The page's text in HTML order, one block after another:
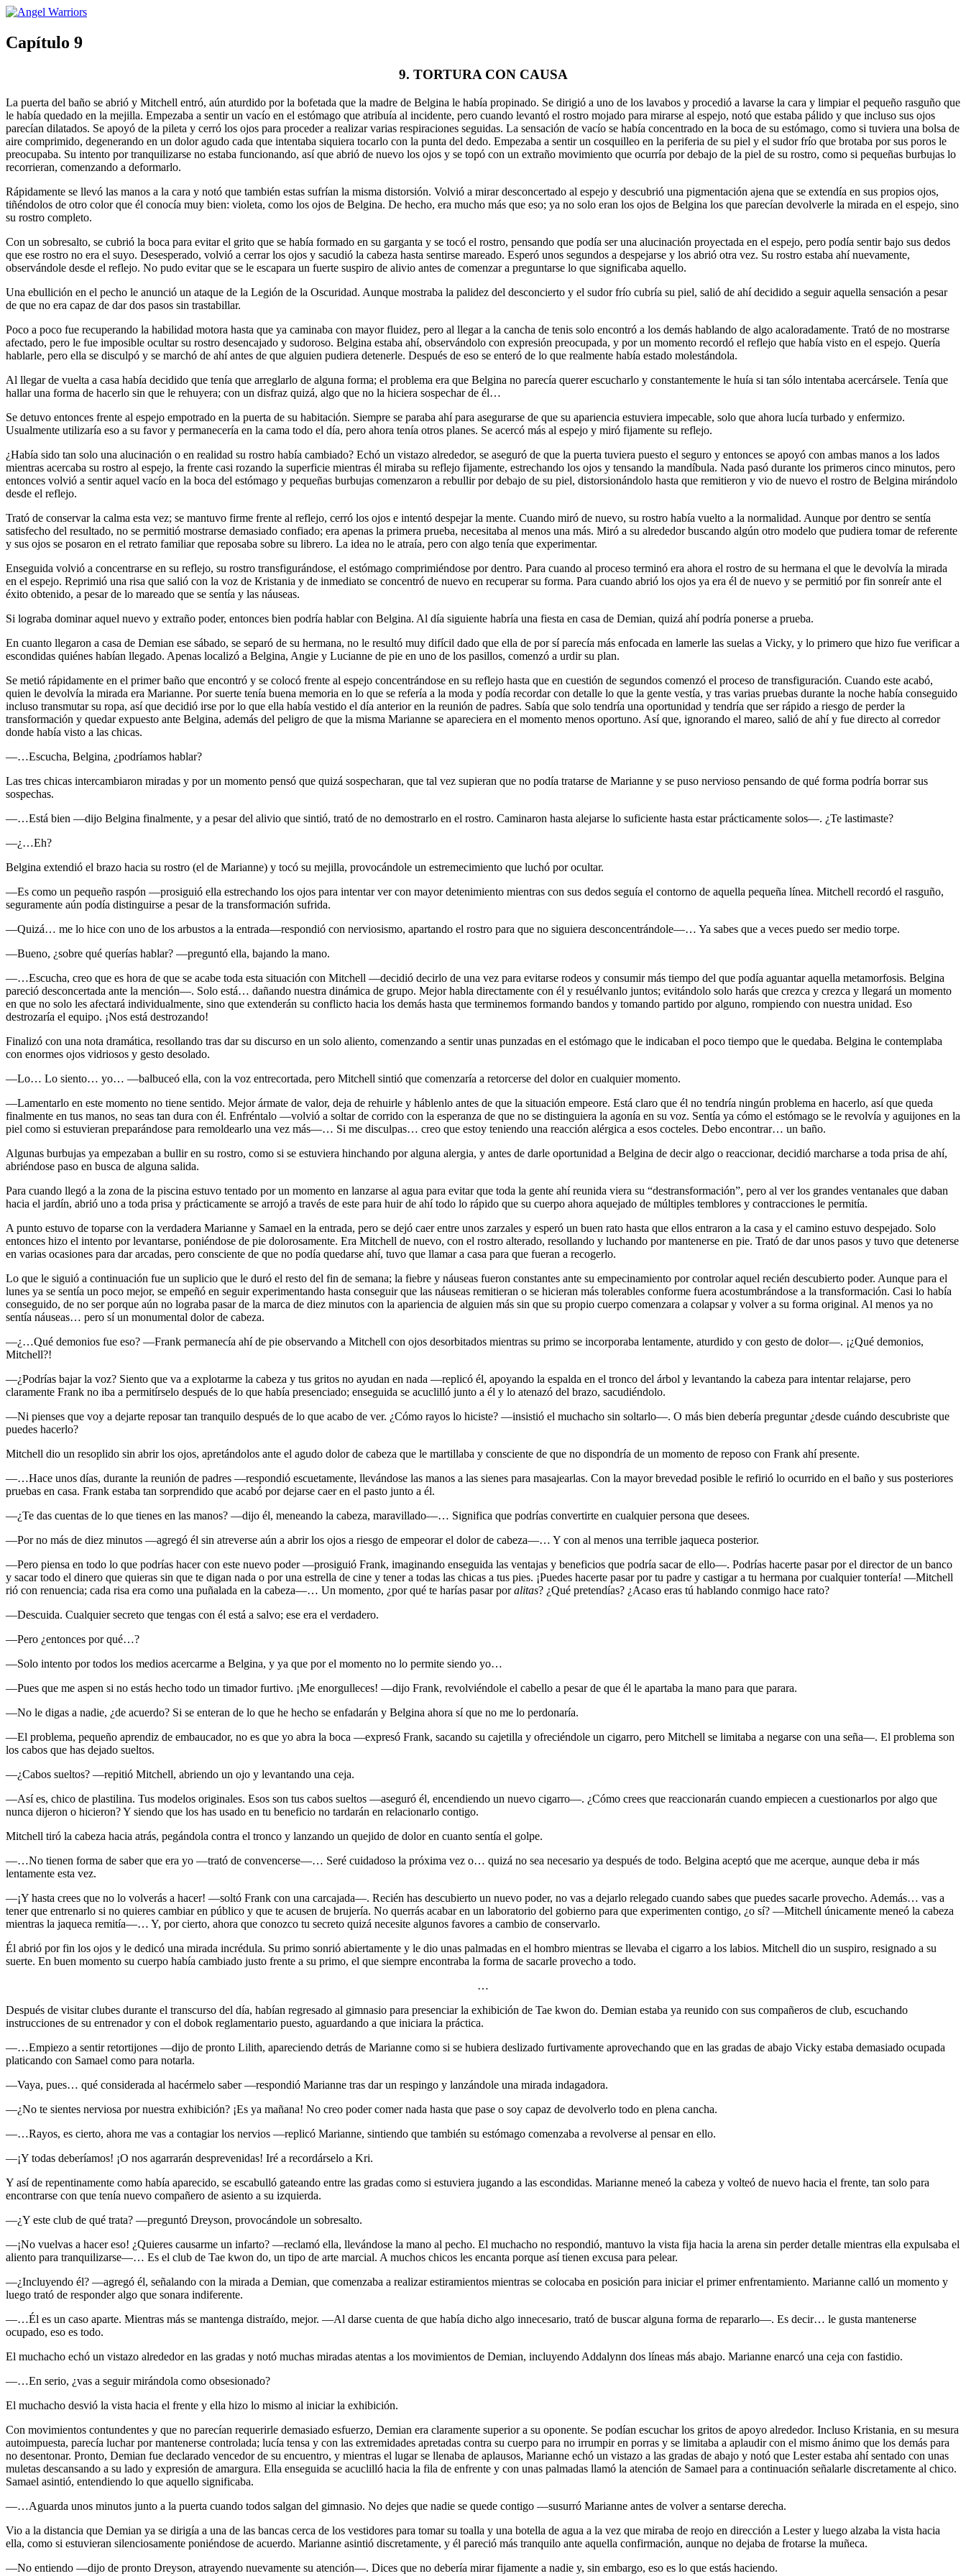
Capítulo 9
9. TORTURA CON CAUSA
La puerta del baño se abrió y Mitchell entró, aún aturdido por la bofetada que la madre de Belgina le había propinado. Se dirigió a uno de los lavabos y procedió a lavarse la cara y limpiar el pequeño rasguño que
le había quedado en la mejilla. Empezaba a sentir un vacío en el estómago que atribuía al incidente, pero cuando levantó el rostro mojado para mirarse al espejo, notó que estaba pálido y que incluso sus ojos
parecían dilatados. Se apoyó de la pileta y cerró los ojos para proceder a realizar varias respiraciones seguidas. La sensación de vacío se había concentrado en la boca de su estómago, como si tuviera una bolsa de
aire comprimido, degenerando en un dolor agudo cada que intentaba siquiera tocarlo con la punta del dedo. Empezaba a sentir un cosquilleo en la periferia de su piel y el sudor frío que brotaba por sus poros le
preocupaba. Su intento por tranquilizarse no estaba funcionando, así que abrió de nuevo los ojos y se topó con un extraño movimiento que ocurría por debajo de la piel de su rostro, como si pequeñas burbujas lo
recorrieran, comenzando a deformarlo.
Rápidamente se llevó las manos a la cara y notó que también estas sufrían la misma distorsión. Volvió a mirar desconcertado al espejo y descubrió una pigmentación ajena que se extendía en sus propios ojos,
tiñéndolos de otro color que él conocía muy bien: violeta, como los ojos de Belgina. De hecho, era mucho más que eso; ya no solo eran los ojos de Belgina los que parecían devolverle la mirada en el espejo, sino
su rostro completo.
Con un sobresalto, se cubrió la boca para evitar el grito que se había formado en su garganta y se tocó el rostro, pensando que podía ser una alucinación proyectada en el espejo, pero podía sentir bajo sus dedos
que ese rostro no era el suyo. Desesperado, volvió a cerrar los ojos y sacudió la cabeza hasta sentirse mareado. Esperó unos segundos a despejarse y los abrió otra vez. Su rostro estaba ahí nuevamente,
observándole desde el reflejo. No pudo evitar que se le escapara un fuerte suspiro de alivio antes de comenzar a preguntarse lo que significaba aquello.
Una ebullición en el pecho le anunció un ataque de la Legión de la Oscuridad. Aunque mostraba la palidez del desconcierto y el sudor frío cubría su piel, salió de ahí decidido a seguir aquella sensación a pesar
de que no era capaz de dar dos pasos sin trastabillar.
Poco a poco fue recuperando la habilidad motora hasta que ya caminaba con mayor fluidez, pero al llegar a la cancha de tenis solo encontró a los demás hablando de algo acaloradamente. Trató de no mostrarse
afectado, pero le fue imposible ocultar su rostro desencajado y sudoroso. Belgina estaba ahí, observándolo con expresión preocupada, y por un momento recordó el reflejo que había visto en el espejo. Quería
hablarle, pero ella se disculpó y se marchó de ahí antes de que alguien pudiera detenerle. Después de eso se enteró de lo que realmente había estado molestándola.
Al llegar de vuelta a casa había decidido que tenía que arreglarlo de alguna forma; el problema era que Belgina no parecía querer escucharlo y constantemente le huía si tan sólo intentaba acercársele. Tenía que
hallar una forma de hacerlo sin que le rehuyera; con un disfraz quizá, algo que no la hiciera sospechar de él…
Se detuvo entonces frente al espejo empotrado en la puerta de su habitación. Siempre se paraba ahí para asegurarse de que su apariencia estuviera impecable, solo que ahora lucía turbado y enfermizo.
Usualmente utilizaría eso a su favor y permanecería en la cama todo el día, pero ahora tenía otros planes. Se acercó más al espejo y miró fijamente su reflejo.
¿Había sido tan solo una alucinación o en realidad su rostro había cambiado? Echó un vistazo alrededor, se aseguró de que la puerta tuviera puesto el seguro y entonces se apoyó con ambas manos a los lados
mientras acercaba su rostro al espejo, la frente casi rozando la superficie mientras él miraba su reflejo fijamente, estrechando los ojos y tensando la mandíbula. Nada pasó durante los primeros cinco minutos, pero
entonces volvió a sentir aquel vacío en la boca del estómago y pequeñas burbujas comenzaron a rebullir por debajo de su piel, distorsionándolo hasta que remitieron y vio de nuevo el rostro de Belgina mirándolo
desde el reflejo.
Trató de conservar la calma esta vez; se mantuvo firme frente al reflejo, cerró los ojos e intentó despejar la mente. Cuando miró de nuevo, su rostro había vuelto a la normalidad. Aunque por dentro se sentía
satisfecho del resultado, no se permitió mostrarse demasiado confiado; era apenas la primera prueba, necesitaba al menos una más. Miró a su alrededor buscando algún otro modelo que pudiera tomar de referente
y sus ojos se posaron en el retrato familiar que reposaba sobre su librero. La idea no le atraía, pero con algo tenía que experimentar.
Enseguida volvió a concentrarse en su reflejo, su rostro transfigurándose, el estómago comprimiéndose por dentro. Para cuando al proceso terminó era ahora el rostro de su hermana el que le devolvía la mirada
en el espejo. Reprimió una risa que salió con la voz de Kristania y de inmediato se concentró de nuevo en recuperar su forma. Para cuando abrió los ojos ya era él de nuevo y se permitió por fin sonreír ante el
éxito obtenido, a pesar de lo mareado que se sentía y las náuseas.
Si lograba dominar aquel nuevo y extraño poder, entonces bien podría hablar con Belgina. Al día siguiente habría una fiesta en casa de Demian, quizá ahí podría ponerse a prueba.
En cuanto llegaron a casa de Demian ese sábado, se separó de su hermana, no le resultó muy difícil dado que ella de por sí parecía más enfocada en lamerle las suelas a Vicky, y lo primero que hizo fue verificar a
escondidas quiénes habían llegado. Apenas localizó a Belgina, Angie y Lucianne de pie en uno de los pasillos, comenzó a urdir su plan.
Se metió rápidamente en el primer baño que encontró y se colocó frente al espejo concentrándose en su reflejo hasta que en cuestión de segundos comenzó el proceso de transfiguración. Cuando este acabó,
quien le devolvía la mirada era Marianne. Por suerte tenía buena memoria en lo que se refería a la moda y podía recordar con detalle lo que la gente vestía, y tras varias pruebas durante la noche había conseguido
incluso transmutar su ropa, así que decidió irse por lo que ella había vestido el día anterior en la reunión de padres. Sabía que solo tendría una oportunidad y tendría que ser rápido a riesgo de perder la
transformación y quedar expuesto ante Belgina, además del peligro de que la misma Marianne se apareciera en el momento menos oportuno. Así que, ignorando el mareo, salió de ahí y fue directo al corredor
donde había visto a las chicas.
—…Escucha, Belgina, ¿podríamos hablar?
Las tres chicas intercambiaron miradas y por un momento pensó que quizá sospecharan, que tal vez supieran que no podía tratarse de Marianne y se puso nervioso pensando de qué forma podría borrar sus
sospechas.
—…Está bien —dijo Belgina finalmente, y a pesar del alivio que sintió, trató de no demostrarlo en el rostro. Caminaron hasta alejarse lo suficiente hasta estar prácticamente solos—. ¿Te lastimaste?
—¿…Eh?
Belgina extendió el brazo hacia su rostro (el de Marianne) y tocó su mejilla, provocándole un estremecimiento que luchó por ocultar.
—Es como un pequeño raspón —prosiguió ella estrechando los ojos para intentar ver con mayor detenimiento mientras con sus dedos seguía el contorno de aquella pequeña línea. Mitchell recordó el rasguño,
seguramente aún podía distinguirse a pesar de la transformación sufrida.
—Quizá… me lo hice con uno de los arbustos a la entrada—respondió con nerviosismo, apartando el rostro para que no siguiera desconcentrándole—… Ya sabes que a veces puedo ser medio torpe.
—Bueno, ¿sobre qué querías hablar? —preguntó ella, bajando la mano.
—…Escucha, creo que es hora de que se acabe toda esta situación con Mitchell —decidió decirlo de una vez para evitarse rodeos y consumir más tiempo del que podía aguantar aquella metamorfosis. Belgina
pareció desconcertada ante la mención—. Solo está… dañando nuestra dinámica de grupo. Mejor habla directamente con él y resuélvanlo juntos; evitándolo solo harás que crezca y crezca y llegará un momento
en que no solo les afectará individualmente, sino que extenderán su conflicto hacia los demás hasta que terminemos formando bandos y tomando partido por alguno, rompiendo con nuestra unidad. Eso
destrozaría el equipo. ¡Nos está destrozando!
Finalizó con una nota dramática, resollando tras dar su discurso en un solo aliento, comenzando a sentir unas punzadas en el estómago que le indicaban el poco tiempo que le quedaba. Belgina le contemplaba
con enormes ojos vidriosos y gesto desolado.
—Lo… Lo siento… yo… —balbuceó ella, con la voz entrecortada, pero Mitchell sintió que comenzaría a retorcerse del dolor en cualquier momento.
—Lamentarlo en este momento no tiene sentido. Mejor ármate de valor, deja de rehuirle y háblenlo antes de que la situación empeore. Está claro que él no tendría ningún problema en hacerlo, así que queda
finalmente en tus manos, no seas tan dura con él. Enfréntalo —volvió a soltar de corrido con la esperanza de que no se distinguiera la agonía en su voz. Sentía ya cómo el estómago se le revolvía y aguijones en la
piel como si estuvieran preparándose para remoldearlo una vez más—… Si me disculpas… creo que estoy teniendo una reacción alérgica a esos cocteles. Debo encontrar… un baño.
Algunas burbujas ya empezaban a bullir en su rostro, como si se estuviera hinchando por alguna alergia, y antes de darle oportunidad a Belgina de decir algo o reaccionar, decidió marcharse a toda prisa de ahí,
abriéndose paso en busca de alguna salida.
Para cuando llegó a la zona de la piscina estuvo tentado por un momento en lanzarse al agua para evitar que toda la gente ahí reunida viera su “destransformación”, pero al ver los grandes ventanales que daban
hacia el jardín, abrió uno a toda prisa y prácticamente se arrojó a través de este para huir de ahí todo lo rápido que su cuerpo ahora aquejado de múltiples temblores y contracciones le permitía.
A punto estuvo de toparse con la verdadera Marianne y Samael en la entrada, pero se dejó caer entre unos zarzales y esperó un buen rato hasta que ellos entraron a la casa y el camino estuvo despejado. Solo
entonces hizo el intento por levantarse, poniéndose de pie dolorosamente. Era Mitchell de nuevo, con el rostro alterado, resollando y luchando por mantenerse en pie. Trató de dar unos pasos y tuvo que detenerse
en varias ocasiones para dar arcadas, pero consciente de que no podía quedarse ahí, tuvo que llamar a casa para que fueran a recogerlo.
Lo que le siguió a continuación fue un suplicio que le duró el resto del fin de semana; la fiebre y náuseas fueron constantes ante su empecinamiento por controlar aquel recién descubierto poder. Aunque para el
lunes ya se sentía un poco mejor, se empeñó en seguir experimentando hasta conseguir que las náuseas remitieran o se hicieran más tolerables conforme fuera acostumbrándose a la transformación. Casi lo había
conseguido, de no ser porque aún no lograba pasar de la marca de diez minutos con la apariencia de alguien más sin que su propio cuerpo comenzara a colapsar y volver a su forma original. Al menos ya no
sentía náuseas… pero sí un monumental dolor de cabeza.
—¿…Qué demonios fue eso? —Frank permanecía ahí de pie observando a Mitchell con ojos desorbitados mientras su primo se incorporaba lentamente, aturdido y con gesto de dolor—. ¡¿Qué demonios,
Mitchell?!
—¿Podrías bajar la voz? Siento que va a explotarme la cabeza y tus gritos no ayudan en nada —replicó él, apoyando la espalda en el tronco del árbol y levantando la cabeza para intentar relajarse, pero
claramente Frank no iba a permitírselo después de lo que había presenciado; enseguida se acuclilló junto a él y lo atenazó del brazo, sacudiéndolo.
—Ni pienses que voy a dejarte reposar tan tranquilo después de lo que acabo de ver. ¿Cómo rayos lo hiciste? —insistió el muchacho sin soltarlo—. O más bien debería preguntar ¿desde cuándo descubriste que
puedes hacerlo?
Mitchell dio un resoplido sin abrir los ojos, apretándolos ante el agudo dolor de cabeza que le martillaba y consciente de que no dispondría de un momento de reposo con Frank ahí presente.
—…Hace unos días, durante la reunión de padres —respondió escuetamente, llevándose las manos a las sienes para masajearlas. Con la mayor brevedad posible le refirió lo ocurrido en el baño y sus posteriores
pruebas en casa. Frank estaba tan sorprendido que acabó por dejarse caer en el pasto junto a él.
—¿Te das cuentas de lo que tienes en las manos? —dijo él, meneando la cabeza, maravillado—… Significa que podrías convertirte en cualquier persona que desees.
—Por no más de diez minutos —agregó él sin atreverse aún a abrir los ojos a riesgo de empeorar el dolor de cabeza—… Y con al menos una terrible jaqueca posterior.
—Pero piensa en todo lo que podrías hacer con este nuevo poder —prosiguió Frank, imaginando enseguida las ventajas y beneficios que podría sacar de ello—. Podrías hacerte pasar por el director de un banco
y sacar todo el dinero que quieras sin que te digan nada o por una estrella de cine y tener a todas las chicas a tus pies. ¡Puedes hacerte pasar por tu padre y castigar a tu hermana por cualquier tontería! —Mitchell
rió con renuencia; cada risa era como una puñalada en la cabeza—… Un momento, ¿por qué te harías pasar poralitas? ¿Qué pretendías? ¿Acaso eras tú hablando conmigo hace rato?
—Descuida. Cualquier secreto que tengas con él está a salvo; ese era el verdadero.
—Pero ¿entonces por qué…?
—Solo intento por todos los medios acercarme a Belgina, y ya que por el momento no lo permite siendo yo…
—Pues que me aspen si no estás hecho todo un timador furtivo. ¡Me enorgulleces! —dijo Frank, revolviéndole el cabello a pesar de que él le apartaba la mano para que parara.
—No le digas a nadie, ¿de acuerdo? Si se enteran de lo que he hecho se enfadarán y Belgina ahora sí que no me lo perdonaría.
—El problema, pequeño aprendiz de embaucador, no es que yo abra la boca —expresó Frank, sacando su cajetilla y ofreciéndole un cigarro, pero Mitchell se limitaba a negarse con una seña—. El problema son
los cabos que has dejado sueltos.
—¿Cabos sueltos? —repitió Mitchell, abriendo un ojo y levantando una ceja.
—Así es, chico de plastilina. Tus modelos originales. Esos son tus cabos sueltos —aseguró él, encendiendo un nuevo cigarro—. ¿Cómo crees que reaccionarán cuando empiecen a cuestionarlos por algo que
nunca dijeron o hicieron? Y siendo que los has usado en tu beneficio no tardarán en relacionarlo contigo.
Mitchell tiró la cabeza hacia atrás, pegándola contra el tronco y lanzando un quejido de dolor en cuanto sentía el golpe.
—…No tienen forma de saber que era yo —trató de convencerse—… Seré cuidadoso la próxima vez o… quizá no sea necesario ya después de todo. Belgina aceptó que me acerque, aunque deba ir más
lentamente esta vez.
—¡Y hasta crees que no lo volverás a hacer! —soltó Frank con una carcajada—. Recién has descubierto un nuevo poder, no vas a dejarlo relegado cuando sabes que puedes sacarle provecho. Además… vas a
tener que entrenarlo si no quieres cambiar en público y que te acusen de brujería. No querrás acabar en un laboratorio del gobierno para que experimenten contigo, ¿o sí? —Mitchell únicamente meneó la cabeza
mientras la jaqueca remitía—… Y, por cierto, ahora que conozco tu secreto quizá necesite algunos favores a cambio de conservarlo.
Él abrió por fin los ojos y le dedicó una mirada incrédula. Su primo sonrió abiertamente y le dio unas palmadas en el hombro mientras se llevaba el cigarro a los labios. Mitchell dio un suspiro, resignado a su
suerte. En buen momento su cuerpo había cambiado justo frente a su primo, el que siempre encontraba la forma de sacarle provecho a todo.
…
Después de visitar clubes durante el transcurso del día, habían regresado al gimnasio para presenciar la exhibición de Tae kwon do. Demian estaba ya reunido con sus compañeros de club, escuchando
instrucciones de su entrenador y con el dobok reglamentario puesto, aguardando a que iniciara la práctica.
—…Empiezo a sentir retortijones —dijo de pronto Lilith, apareciendo detrás de Marianne como si se hubiera deslizado furtivamente aprovechando que en las gradas de abajo Vicky estaba demasiado ocupada
platicando con Samael como para notarla.
—Vaya, pues… qué considerada al hacérmelo saber —respondió Marianne tras dar un respingo y lanzándole una mirada indagadora.
—¿No te sientes nerviosa por nuestra exhibición? ¡Es ya mañana! No creo poder comer nada hasta que pase o soy capaz de devolverlo todo en plena cancha.
—…Rayos, es cierto, ahora me vas a contagiar los nervios —replicó Marianne, sintiendo que también su estómago comenzaba a revolverse al pensar en ello.
—¡Y todas deberíamos! ¡O nos agarrarán desprevenidas! Iré a recordárselo a Kri.
Y así de repentinamente como había aparecido, se escabulló gateando entre las gradas como si estuviera jugando a las escondidas. Marianne meneó la cabeza y volteó de nuevo hacia el frente, tan solo para
encontrarse con que tenía nuevo compañero de asiento a su izquierda.
—¿Y este club de qué trata? —preguntó Dreyson, provocándole un sobresalto.
—¡No vuelvas a hacer eso! ¿Quieres causarme un infarto? —reclamó ella, llevándose la mano al pecho. El muchacho no respondió, mantuvo la vista fija hacia la arena sin perder detalle mientras ella expulsaba el
aliento para tranquilizarse—… Es el club de Tae kwon do, un tipo de arte marcial. A muchos chicos les encanta porque así tienen excusa para pelear.
—¿Incluyendo él? —agregó él, señalando con la mirada a Demian, que comenzaba a realizar estiramientos mientras se colocaba en posición para iniciar el primer enfrentamiento. Marianne calló un momento y
luego trató de responder algo que sonara indiferente.
—…Él es un caso aparte. Mientras más se mantenga distraído, mejor. —Al darse cuenta de que había dicho algo innecesario, trató de buscar alguna forma de repararlo—. Es decir… le gusta mantenerse
ocupado, eso es todo.
El muchacho echó un vistazo alrededor en las gradas y notó muchas miradas atentas a los movimientos de Demian, incluyendo Addalynn dos líneas más abajo. Marianne enarcó una ceja con fastidio.
—…En serio, ¿vas a seguir mirándola como obsesionado?
El muchacho desvió la vista hacia el frente y ella hizo lo mismo al iniciar la exhibición.
Con movimientos contundentes y que no parecían requerirle demasiado esfuerzo, Demian era claramente superior a su oponente. Se podían escuchar los gritos de apoyo alrededor. Incluso Kristania, en su mesura
autoimpuesta, parecía luchar por mantenerse controlada; lucía tensa y con las extremidades apretadas contra su cuerpo para no irrumpir en porras y se limitaba a aplaudir con el mismo ánimo que los demás para
no desentonar. Pronto, Demian fue declarado vencedor de su encuentro, y mientras el lugar se llenaba de aplausos, Marianne echó un vistazo a las gradas de abajo y notó que Lester estaba ahí sentado con unas
muletas descansando a su lado y expresión de amargura. Ella enseguida se acuclilló hacia la fila de enfrente y con unas palmadas llamó la atención de Samael para a continuación señalarle discretamente al chico.
Samael asintió, entendiendo lo que aquello significaba.
—…Aguarda unos minutos junto a la puerta cuando todos salgan del gimnasio. No dejes que nadie se quede contigo —susurró Marianne antes de volver a sentarse derecha.
Vio a la distancia que Demian ya se dirigía a una de las bancas cerca de los vestidores para tomar su toalla y una botella de agua a la vez que miraba de reojo en dirección a Lester y luego alzaba la vista hacia
ella, como si estuvieran silenciosamente poniéndose de acuerdo. Marianne asintió discretamente, y él pareció más tranquilo ante aquella confirmación, aunque no dejaba de frotarse la muñeca.
—No entiendo —dijo de pronto Dreyson, atrayendo nuevamente su atención—. Dices que no debería mirar fijamente a nadie y, sin embargo, eso es lo que estás haciendo.